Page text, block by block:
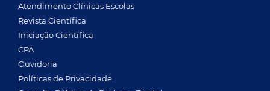
Atendimento Clínicas Escolas
Revista Científica
Iniciação Científica
CPA
Ouvidoria
Políticas de Privacidade